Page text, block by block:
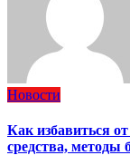
Новости
Как избавиться
средства,